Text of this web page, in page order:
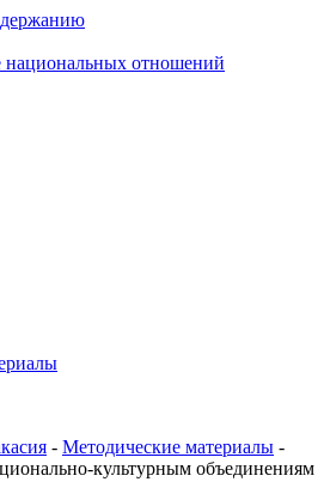
национальных отношений
- Методические материалы -
культурным объединениям